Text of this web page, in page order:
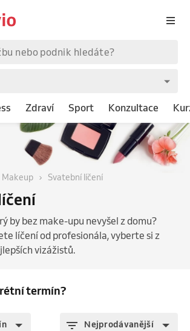
Zdraví Sport Konzultace
Makeup Svatební líčení
by bez make-upu nevyšel z domu?
líčení od profesionála, vyberte si z
vizážistů.
termín?
Nejprodávanější